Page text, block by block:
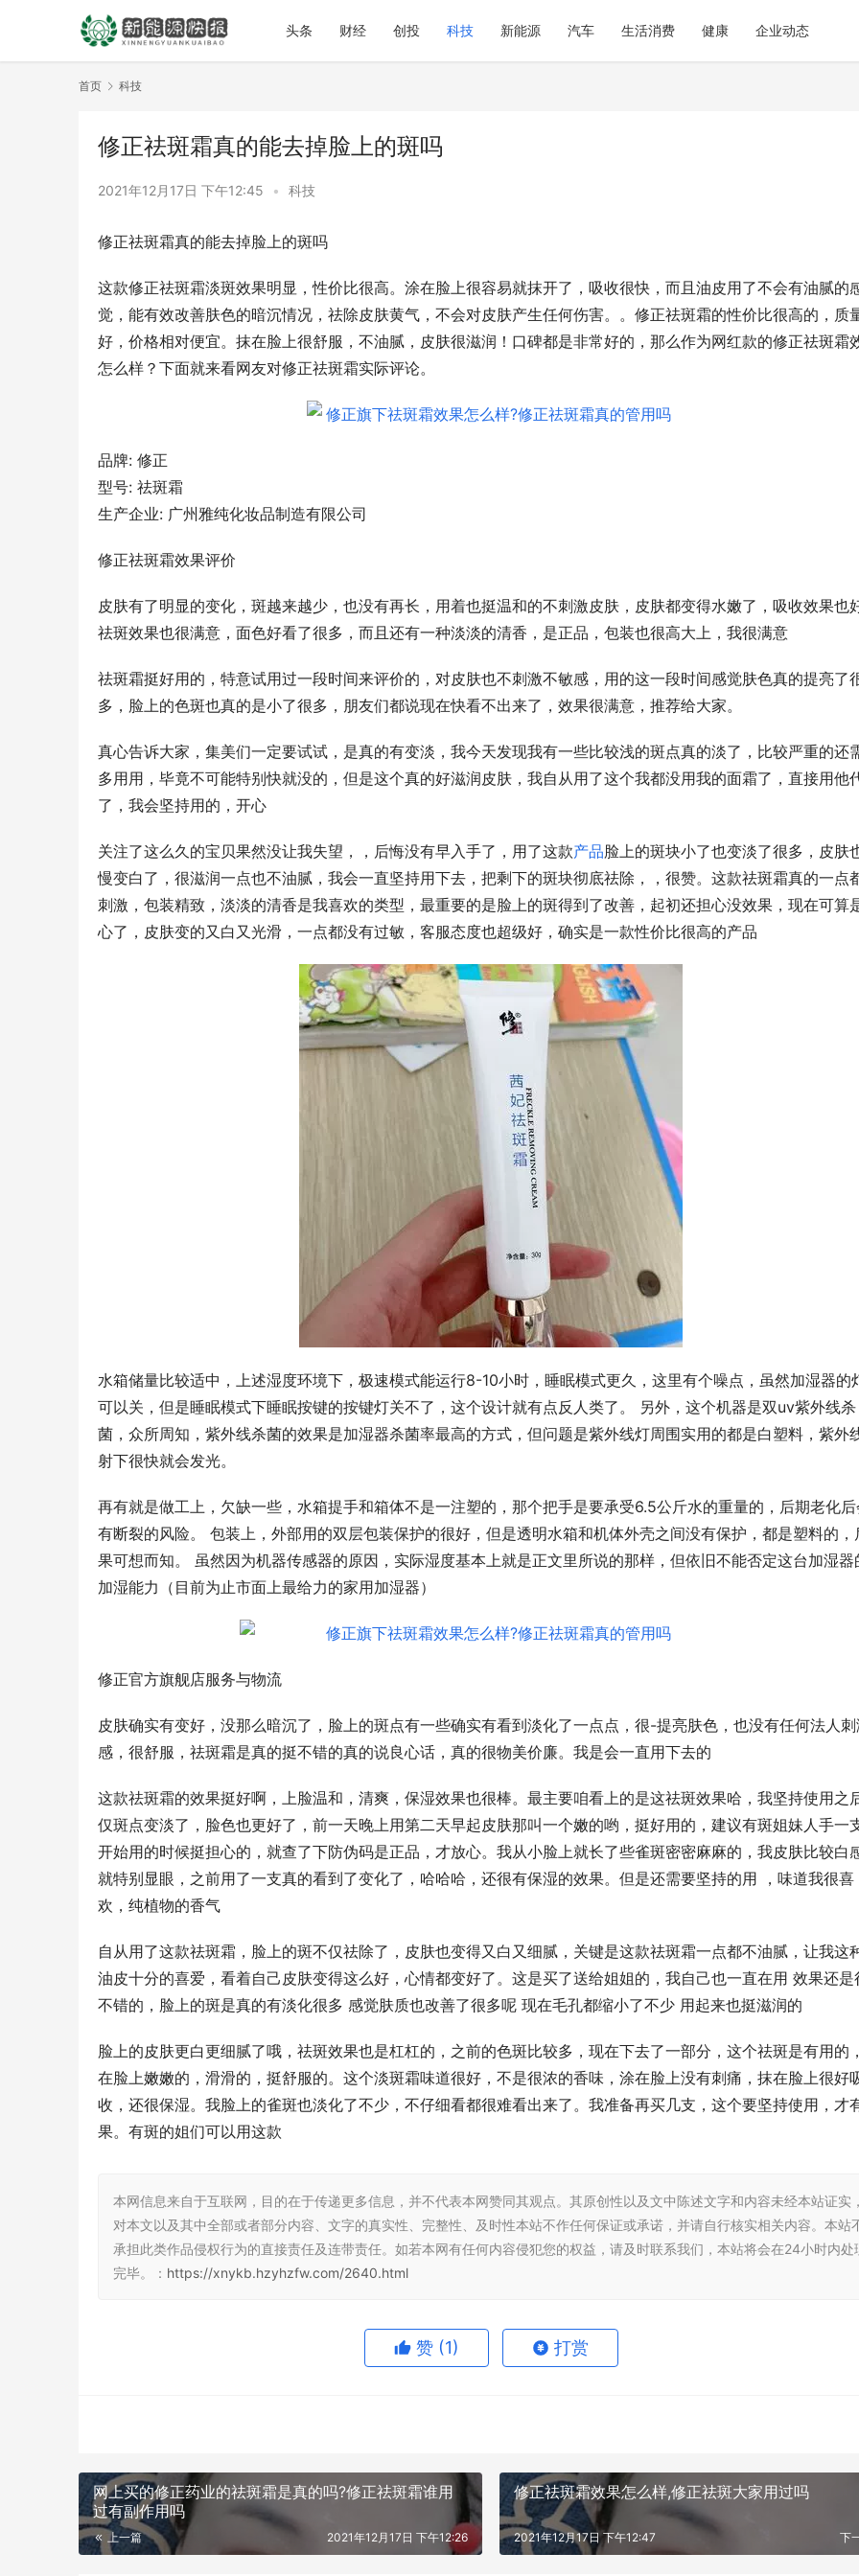
头条 财经 创投 科技 新能源 汽车 生活消费 健康 企业动态
首页 科技
修正祛斑霜真的能去掉脸上的斑吗
2021年12月17日 下午12:45 • 科技
修正祛斑霜真的能去掉脸上的斑吗
这款修正祛斑霜淡斑效果明显，性价比很高。涂在脸上很容易就抹开了，吸收很快，而且油皮用了不会有油腻的
觉，能有效改善肤色的暗沉情况，祛除皮肤黄气，不会对皮肤产生任何伤害。。修正祛斑霜的性价比很高的，质
好，价格相对便宜。抹在脸上很舒服，不油腻，皮肤很滋润！口碑都是非常好的，那么作为网红款的修正祛斑霜
怎么样？下面就来看网友对修正祛斑霜实际评论。
品牌: 修正
型号: 祛斑霜
生产企业: 广州雅纯化妆品制造有限公司
修正祛斑霜效果评价
皮肤有了明显的变化，斑越来越少，也没有再长，用着也挺温和的不刺激皮肤，皮肤都变得水嫩了，吸收效果也
祛斑效果也很满意，面色好看了很多，而且还有一种淡淡的清香，是正品，包装也很高大上，我很满意
祛斑霜挺好用的，特意试用过一段时间来评价的，对皮肤也不刺激不敏感，用的这一段时间感觉肤色真的提亮了
多，脸上的色斑也真的是小了很多，朋友们都说现在快看不出来了，效果很满意，推荐给大家。
真心告诉大家，集美们一定要试试，是真的有变淡，我今天发现我有一些比较浅的斑点真的淡了，比较严重的还
多用用，毕竟不可能特别快就没的，但是这个真的好滋润皮肤，我自从用了这个我都没用我的面霜了，直接用他
了，我会坚持用的，开心
关注了这么久的宝贝果然没让我失望，，后悔没有早入手了，用了这款产品脸上的斑块小了也变淡了很多，皮肤
慢变白了，很滋润一点也不油腻，我会一直坚持用下去，把剩下的斑块彻底祛除，，很赞。这款祛斑霜真的一点
刺激，包装精致，淡淡的清香是我喜欢的类型，最重要的是脸上的斑得到了改善，起初还担心没效果，现在可算
心了，皮肤变的又白又光滑，一点都没有过敏，客服态度也超级好，确实是一款性价比很高的产品
水箱储量比较适中，上述湿度环境下，极速模式能运行8-10小时，睡眠模式更久，这里有个噪点，虽然加湿器的
可以关，但是睡眠模式下睡眠按键的按键灯关不了，这个设计就有点反人类了。 另外，这个机器是双uv紫外线杀
菌，众所周知，紫外线杀菌的效果是加湿器杀菌率最高的方式，但问题是紫外线灯周围实用的都是白塑料，紫外
射下很快就会发光。
再有就是做工上，欠缺一些，水箱提手和箱体不是一注塑的，那个把手是要承受6.5公斤水的重量的，后期老化后
有断裂的风险。 包装上，外部用的双层包装保护的很好，但是透明水箱和机体外壳之间没有保护，都是塑料的，
果可想而知。 虽然因为机器传感器的原因，实际湿度基本上就是正文里所说的那样，但依旧不能否定这台加湿器
加湿能力（目前为止市面上最给力的家用加湿器）
修正官方旗舰店服务与物流
皮肤确实有变好，没那么暗沉了，脸上的斑点有一些确实有看到淡化了一点点，很-提亮肤色，也没有任何法人刺
感，很舒服，祛斑霜是真的挺不错的真的说良心话，真的很物美价廉。我是会一直用下去的
这款祛斑霜的效果挺好啊，上脸温和，清爽，保湿效果也很棒。最主要咱看上的是这祛斑效果哈，我坚持使用之
仅斑点变淡了，脸色也更好了，前一天晚上用第二天早起皮肤那叫一个嫩的哟，挺好用的，建议有斑姐妹人手一支
开始用的时候挺担心的，就查了下防伪码是正品，才放心。我从小脸上就长了些雀斑密密麻麻的，我皮肤比较白
就特别显眼，之前用了一支真的看到了变化了，哈哈哈，还很有保湿的效果。但是还需要坚持的用 ，味道我很喜
欢，纯植物的香气
自从用了这款祛斑霜，脸上的斑不仅祛除了，皮肤也变得又白又细腻，关键是这款祛斑霜一点都不油腻，让我这
油皮十分的喜爱，看着自己皮肤变得这么好，心情都变好了。这是买了送给姐姐的，我自己也一直在用 效果还是
不错的，脸上的斑是真的有淡化很多 感觉肤质也改善了很多呢 现在毛孔都缩小了不少 用起来也挺滋润的
脸上的皮肤更白更细腻了哦，祛斑效果也是杠杠的，之前的色斑比较多，现在下去了一部分，这个祛斑是有用的
在脸上嫩嫩的，滑滑的，挺舒服的。这个淡斑霜味道很好，不是很浓的香味，涂在脸上没有刺痛，抹在脸上很好
收，还很保湿。我脸上的雀斑也淡化了不少，不仔细看都很难看出来了。我准备再买几支，这个要坚持使用，才
果。有斑的姐们可以用这款
本网信息来自于互联网，目的在于传递更多信息，并不代表本网赞同其观点。其原创性以及文中陈述文字和内容未经本站证实，
对本文以及其中全部或者部分内容、文字的真实性、完整性、及时性本站不作任何保证或承诺，并请自行核实相关内容。本站
承担此类作品侵权行为的直接责任及连带责任。如若本网有任何内容侵犯您的权益，请及时联系我们，本站将会在24小时内处
完毕。： https://xnykb.hzyhzfw.com/2640.html
赞 (1) 打赏
网上买的修正药业的祛斑霜是真的吗?修正祛斑霜谁用
过有副作用吗
上一篇 2021年12月17日 下午12:26
修正祛斑霜效果怎么样,修正祛斑大家用过吗
下
2021年12月17日 下午12:47